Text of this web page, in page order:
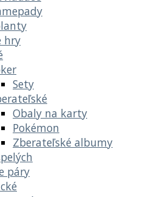
hry
Sety
Obaly na karty
Pokémon
Zberateľské albumy
páry